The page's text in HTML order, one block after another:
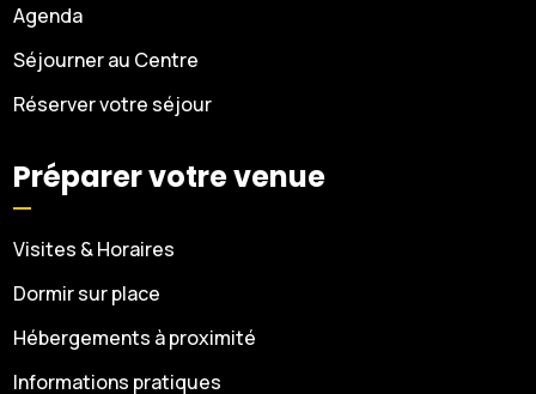
Agenda
Séjourner au Centre
Réserver votre séjour
Préparer votre venue
Visites & Horaires
Dormir sur place
Hébergements à proximité
Informations pratiques